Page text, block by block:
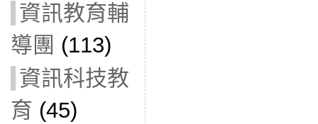
資訊教育輔
導團 (113)
資訊科技教
育 (45)